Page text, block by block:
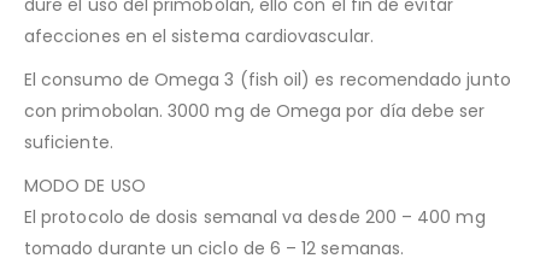
afecciones en el sistema cardiovascular.
El consumo de Omega 3 (fish oil) es recomendado junto
con primobolan. 3000 mg de Omega por día debe ser
suficiente.
MODO DE USO
El protocolo de dosis semanal va desde 200 – 400 mg
tomado durante un ciclo de 6 – 12 semanas.